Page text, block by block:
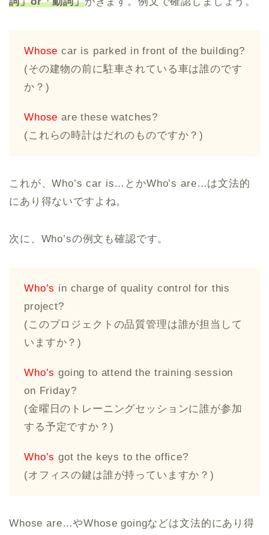
Whose car is parked in front of the building?
(その建物の前に駐車されている車は誰のです
か？)
Whose are these watches?
(これらの時計はだれのものですか？)
これが、Who’s car is…とかWho’s are…は文法的
にあり得ないですよね。
次に、Who’sの例文も確認です。
Who’s in charge of quality control for this
project?
(このプロジェクトの品質管理は誰が担当して
いますか？)
Who’s going to attend the training session
on Friday?
(金曜日のトレーニングセッションに誰が参加
する予定ですか？)
Who’s got the keys to the office?
(オフィスの鍵は誰が持っていますか？)
Whose are…やWhose goingなどは文法的にあり得